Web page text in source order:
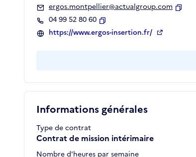
Informations générales
Type de contrat
Contrat de mission intérimaire
Nombre d'heures par semaine
ergos.montpellier@actualgroup.com
04 99 52 80 60
Copier
https://www.ergos-insertion.fr/